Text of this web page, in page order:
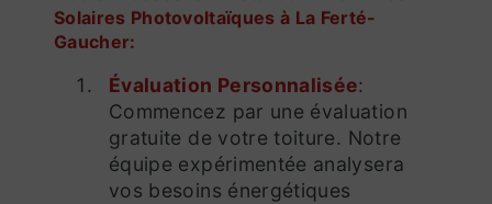
Solaires Photovoltaïques à La Ferté-
Gaucher:
Évaluation Personnalisée:
Commencez par une évaluation
gratuite de votre toiture. Notre
équipe expérimentée analysera
vos besoins énergétiques